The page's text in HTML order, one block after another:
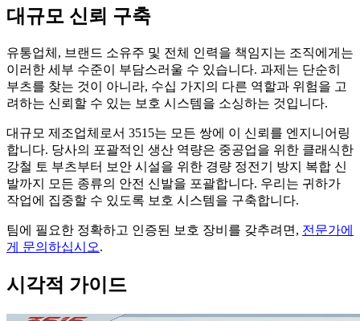
대규모 신뢰 구축
유통업체, 브랜드 소유주 및 전체 인력을 책임지는 조직에게는
이러한 세부 수준이 부담스러울 수 있습니다. 과제는 단순히
부츠를 찾는 것이 아니라, 수십 가지의 다른 역할과 위험을 고
려하는 신뢰할 수 있는 보호 시스템을 소싱하는 것입니다.
대규모 제조업체로서 3515는 모든 쌍에 이 신뢰를 엔지니어링
합니다. 당사의 포괄적인 생산 역량은 중공업을 위한 클래식한
강철 토 부츠부터 보안 시설을 위한 경량 정전기 방지 복합 신
발까지 모든 종류의 안전 신발을 포괄합니다. 우리는 귀하가
작업에 집중할 수 있도록 보호 시스템을 구축합니다.
팀에 필요한 정확하고 인증된 보호 장비를 갖추려면, 전문가에
게 문의하십시오.
시각적 가이드